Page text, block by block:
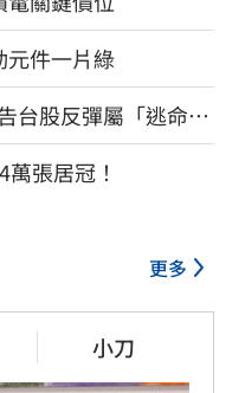
件一片綠
台股反彈屬「逃命
張居冠！
更多
小刀